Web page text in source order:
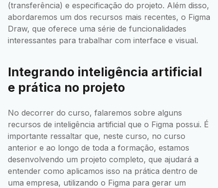
(transferência) e especificação do projeto. Além disso,
abordaremos um dos recursos mais recentes, o Figma
Draw, que oferece uma série de funcionalidades
interessantes para trabalhar com interface e visual.
Integrando inteligência artificial
e prática no projeto
No decorrer do curso, falaremos sobre alguns
recursos de inteligência artificial que o Figma possui. É
importante ressaltar que, neste curso, no curso
anterior e ao longo de toda a formação, estamos
desenvolvendo um projeto completo, que ajudará a
entender como aplicamos isso na prática dentro de
uma empresa, utilizando o Figma para gerar um